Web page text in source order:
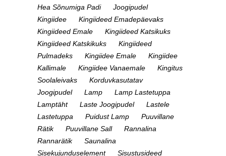
Hea Sõnumiga Padi
Joogipudel
Kingiidee
Kingiideed Emadepäevaks
Kingiideed Emale
Kingiideed Katsikuks
Kingiideed Katskikuks
Kingiideed
Pulmadeks
Kingiidee Emale
Kingiidee
Kallimale
Kingiidee Vanaemale
Kingitus
Soolaleivaks
Korduvkasutatav
Joogipudel
Lamp
Lamp Lastetuppa
Lamptäht
Laste Joogipudel
Lastele
Lastetuppa
Puidust Lamp
Puuvillane
Rätik
Puuvillane Sall
Rannalina
Rannarätik
Saunalina
Sisekujunduselement
Sisustusideed